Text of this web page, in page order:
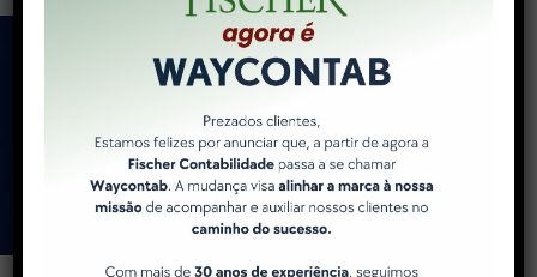
Como a WayContab pode
ajudar você e sua
empresa